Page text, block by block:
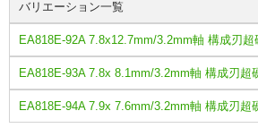
バリエーション一覧
EA818E-92A 7.8x12.7mm/3.2mm軸 構成刃超
EA818E-93A 7.8x 8.1mm/3.2mm軸 構成刃超
EA818E-94A 7.9x 7.6mm/3.2mm軸 構成刃超